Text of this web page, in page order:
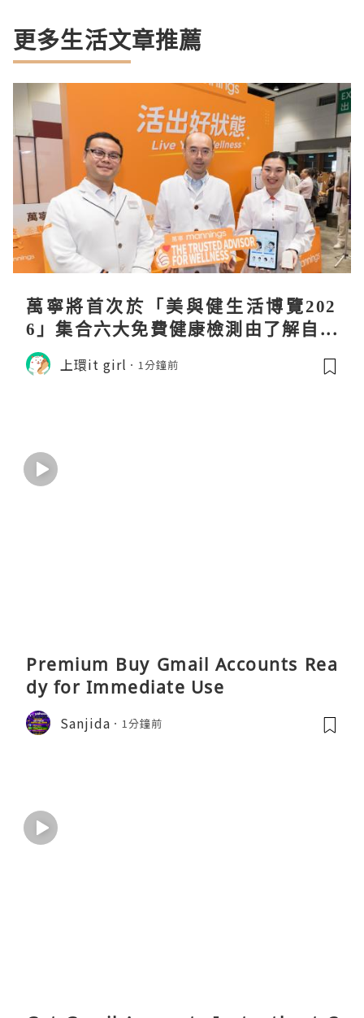
更多生活文章推薦
萬寧將首次於「美與健生活博覽202
6」集合六大免費健康檢測由了解自己
身體開始 輕鬆找到個人化健康方案
一起活出好狀態
上環it girl 1分鐘前
Premium Buy Gmail Accounts Rea
dy for Immediate Use
Sanjida 1分鐘前